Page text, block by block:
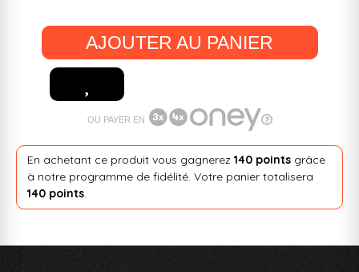
AJOUTER AU PANIER
OU PAYER EN
En achetant ce produit vous gagnerez 140 pointsgrâce
à notre programme de fidélité. Votre panier totalisera
140 points.